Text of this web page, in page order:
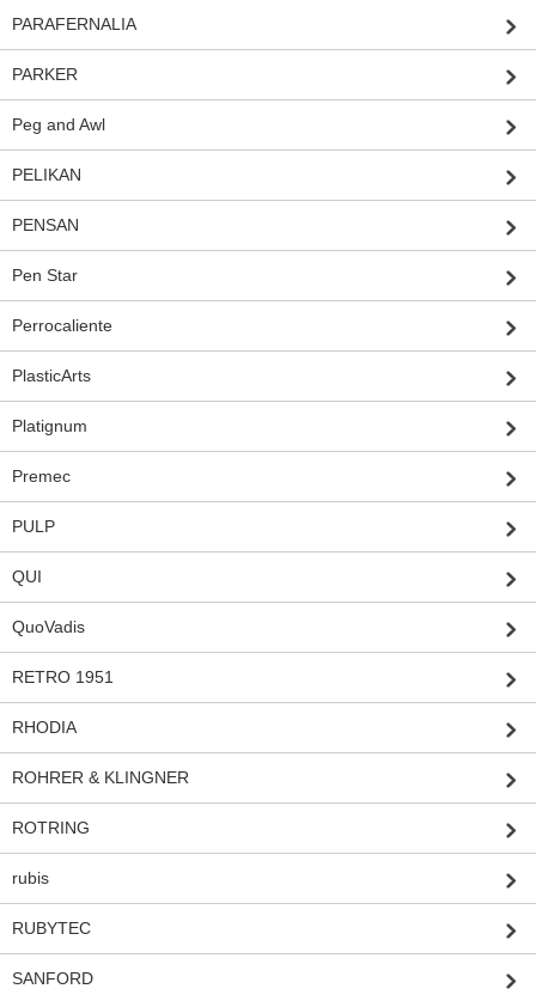
PARAFERNALIA
PARKER
Peg and Awl
PELIKAN
PENSAN
Pen Star
Perrocaliente
PlasticArts
Platignum
Premec
PULP
QUI
QuoVadis
RETRO 1951
RHODIA
ROHRER & KLINGNER
ROTRING
rubis
RUBYTEC
SANFORD